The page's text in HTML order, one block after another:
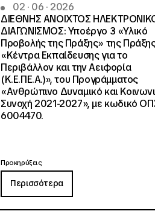
02 · 06 · 2026
ΔΙΕΘΝΗΣ ΑΝΟΙΧΤΟΣ
ΔΙΑΓΩΝΙΣΜΟΣ: Υποέργο 3 «Υλικό
Προβολής της Πράξης» της
«Κέντρα Εκπαίδευσης για το
Περιβάλλον και την Αειφορία
(Κ.Ε.ΠΕ.Α.)», του Προγράμματος
«Ανθρώπινο Δυναμικό και
Συνοχή 2021-2027», με κωδικό
6004470.
Προκηρύξεις
Περισσότερα